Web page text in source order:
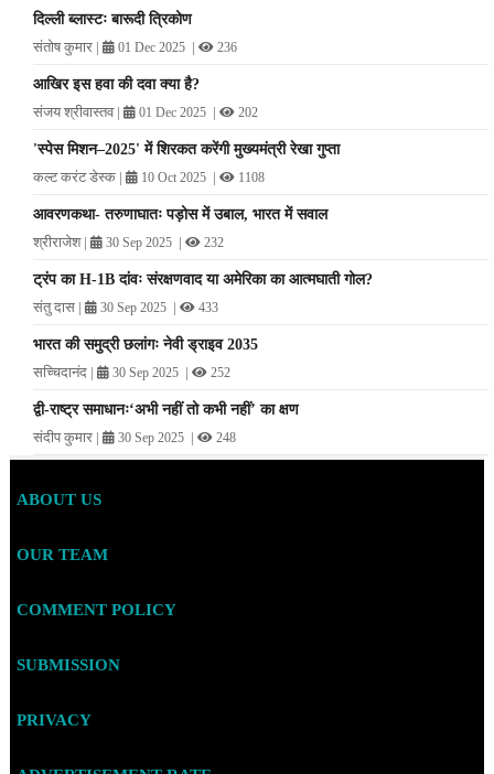
दिल्ली ब्लास्टः बारूदी त्रिकोण
संतोष कुमार| 01 Dec 2025| 236
आखिर इस हवा की दवा क्या है?
संजय श्रीवास्तव| 01 Dec 2025| 202
'स्पेस मिशन–2025' में शिरकत करेंगी मुख्यमंत्री रेखा गुप्ता
कल्ट करंट डेस्क| 10 Oct 2025| 1108
आवरणकथा- तरुणाघातः पड़ोस में उबाल, भारत में सवाल
श्रीराजेश| 30 Sep 2025| 232
ट्रंप का H-1B दांवः संरक्षणवाद या अमेरिका का आत्मघाती गोल?
संतु दास| 30 Sep 2025| 433
भारत की समुद्री छलांगः नेवी ड्राइव 2035
सच्चिदानंद| 30 Sep 2025| 252
द्वी-राष्ट्र समाधानः‘अभी नहीं तो कभी नहीं’ का क्षण
संदीप कुमार| 30 Sep 2025| 248
ABOUT US
OUR TEAM
COMMENT POLICY
SUBMISSION
PRIVACY